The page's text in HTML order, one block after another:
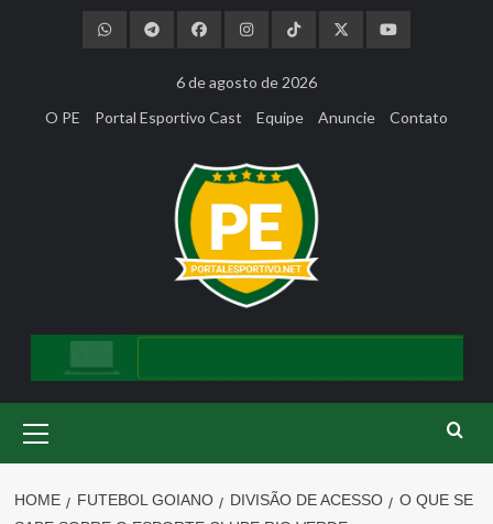
6 de agosto de 2026
O PE
Portal Esportivo Cast Equipe Anuncie Contato
Menu
HOME FUTEBOL GOIANO DIVISÃO DE ACESSO
O QUE SE